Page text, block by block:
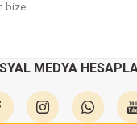
bize
MEDYA